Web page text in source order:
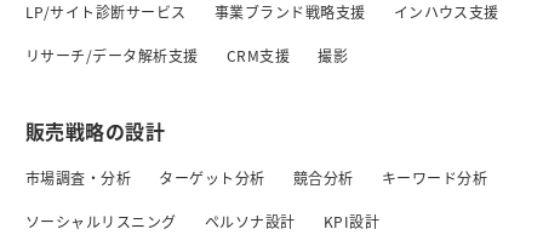
LP/サイト診断サービス 事業ブランド戦略支援 インハウス支援
リサーチ/データ解析支援 CRM支援 撮影
販売戦略の設計
市場調査・分析 ターゲット分析 競合分析 キーワード分析
ソーシャルリスニング ペルソナ設計 KPI設計